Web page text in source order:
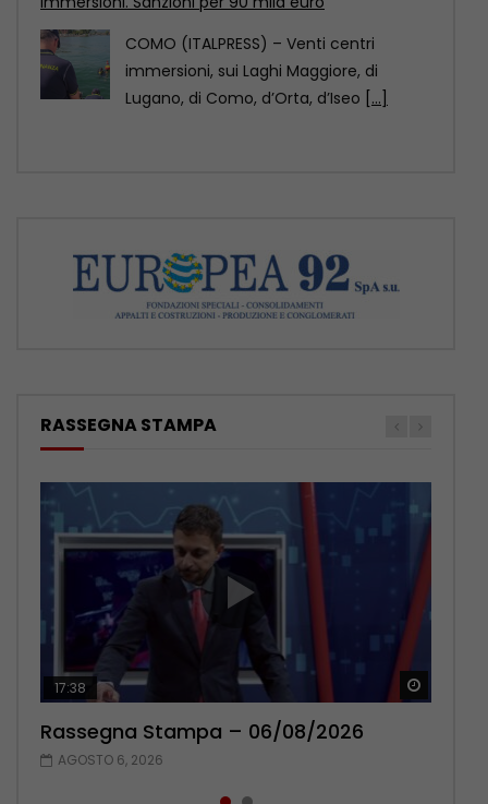
Pechino è stata designata Capitale
mondiale dell’architettura Unesco-Uia
(Unione internazionale degli architetti)
2029, come annunciato[...]
RASSEGNA STAMPA
17:38
Rassegna Stampa – 06/08/2026
AGOSTO 6, 2026
22:42
Rassegna Stampa – 05/08/2026
AGOSTO 5, 2026